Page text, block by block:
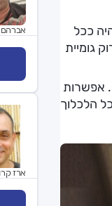
ככל
גומיית
אפשרות
הלכלוך
אברהם
ארז